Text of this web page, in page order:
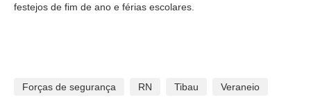
festejos de fim de ano e férias escolares.
Forças de segurança RN Tibau Veraneio